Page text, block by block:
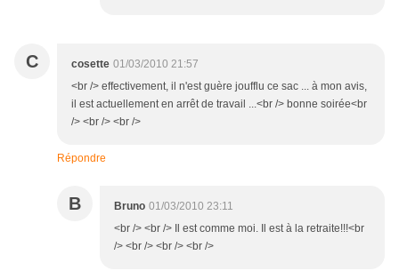
C cosette 01/03/2010 21:57
<br /> effectivement, il n'est guère joufflu ce sac ... à mon avis,
il est actuellement en arrêt de travail ...<br /> bonne soirée<br
/> <br /> <br />
Répondre
B Bruno 01/03/2010 23:11
<br /> <br /> Il est comme moi. Il est à la retraite!!!<br
/> <br /> <br /> <br />